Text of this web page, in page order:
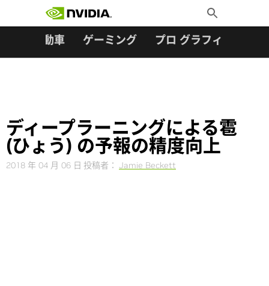
Toggle
Search
自動車 ゲーミング プロ グラフィックス
ディープラーニングによる雹
(ひょう) の予報の精度向上
2018 年 04 月 06 日 投稿者： Jamie Beckett